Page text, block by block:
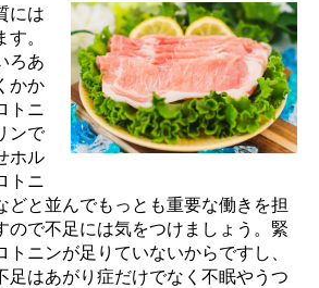
には
。
ろあ
かか
トニ
ンで
ホル
トニ
どと並んでもっとも重要な働きを担
ので不足には気をつけましょう。緊
ニンが足りていないからですし、
足はあがり症だけでなく不眠やうつ